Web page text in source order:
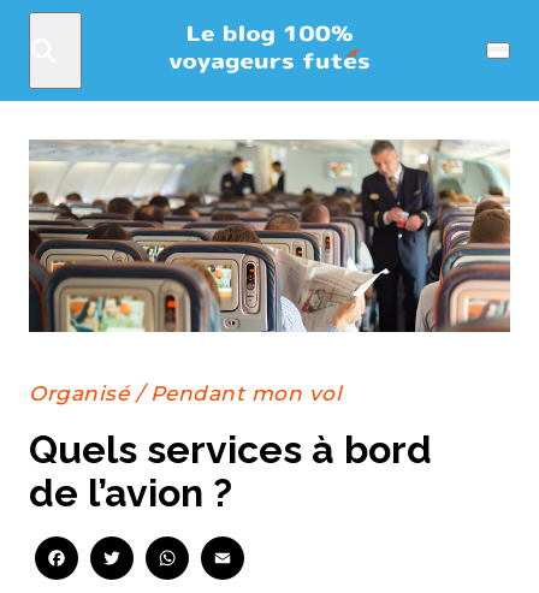
Menu
Organisé/ Pendant mon vol
Quels services à bord
de l’avion ?
FacebookTwitterWhatsApp